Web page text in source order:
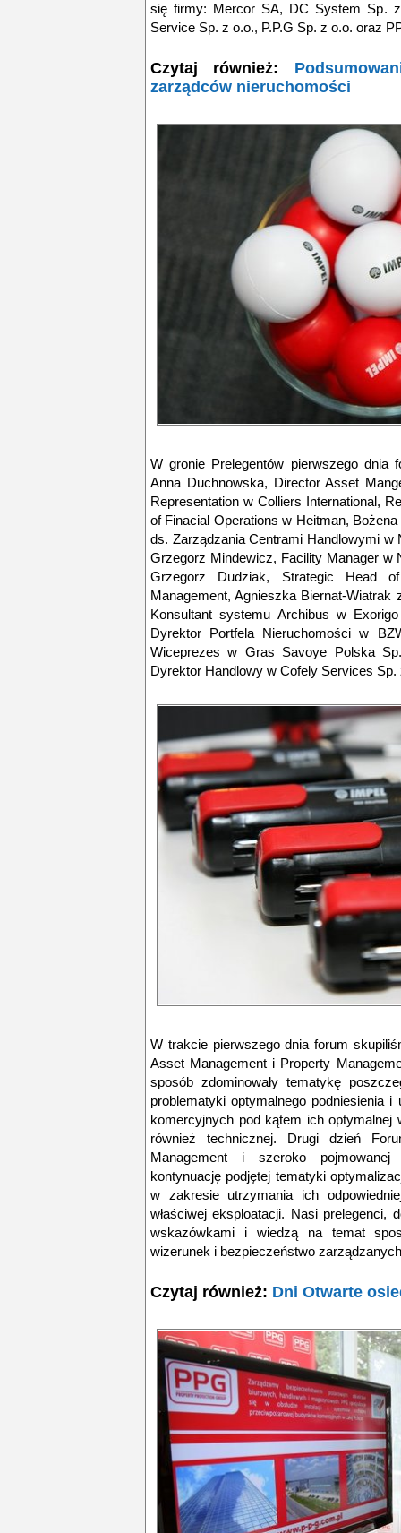
się firmy: Mercor SA, DC System Sp.
Service Sp. z o.o., P.P.G Sp. z o.o. oraz
Czytaj również:
zarządców nieruchomości
W gronie Prelegentów pierwszego dnia
Anna Duchnowska, Director Asset
Representation w Colliers International,
of Finacial Operations w Heitman,
ds. Zarządzania Centrami Handlowymi w
Grzegorz Mindewicz, Facility Manager w
Grzegorz Dudziak, Strategic Head
Management, Agnieszka Biernat-Wiatrak
Konsultant systemu Archibus w
Dyrektor Portfela Nieruchomości w
Wiceprezes w Gras Savoye Polska
Dyrektor Handlowy w Cofely Services Sp.
W trakcie pierwszego dnia forum
Asset Management i Property
sposób zdominowały tematykę
problematyki optymalnego podniesienia
komercyjnych pod kątem ich optymalnej
również technicznej. Drugi dzień
Management i szeroko pojmowanej
kontynuację podjętej tematyki
w zakresie utrzymania ich
właściwej eksploatacji. Nasi prelegenci,
wskazówkami i wiedzą na temat
wizerunek i bezpieczeństwo
Czytaj również: Dni Otwarte